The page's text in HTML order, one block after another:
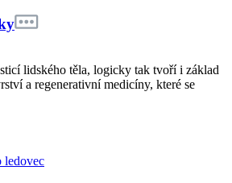
lidského těla, logicky tak tvoří i základ
a regenerativní medicíny, které se